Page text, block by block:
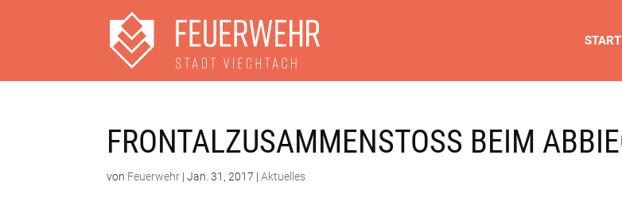
START
FRONTALZUSAMMENSTOSS BEIM
von Feuerwehr |Jan. 31, 2017 |Aktuelles